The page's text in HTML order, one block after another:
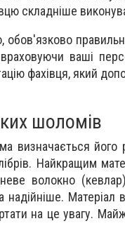
складніше
ваші
фахівця, який
шоломів
визначається
Найкращим
волокно
Матеріал
на це увагу.